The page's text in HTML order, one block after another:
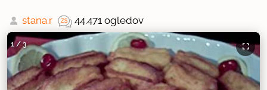
stana.r 44.471 ogledov
1/3